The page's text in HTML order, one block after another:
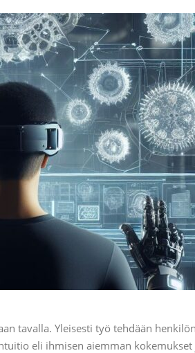
tavalla. Yleisesti työ tehdään henkilön
eli ihmisen aiemman kokemukset